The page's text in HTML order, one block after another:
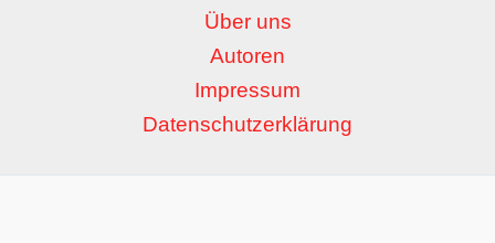
Über uns
Autoren
Impressum
Datenschutzerklärung